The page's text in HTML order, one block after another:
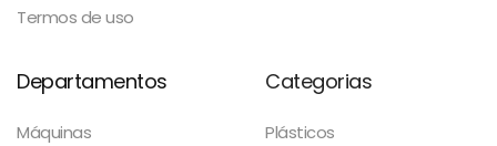
Termos de uso
Departamentos
Máquinas
Categorias
Plásticos